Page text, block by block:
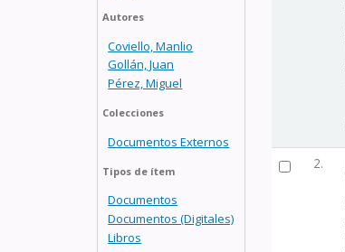
Autores
Coviello, Manlio
Gollán, Juan
Pérez, Miguel
Colecciones
Documentos Externos
Tipos de ítem
Documentos
Documentos (Digitales)
Libros
2.